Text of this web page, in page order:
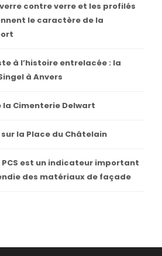
contre verre et les profilés
le caractère de la
à l’histoire entrelacée : la
à Anvers
la Cimenterie Delwart
la Place du Châtelain
PCS est un indicateur important
des matériaux de façade